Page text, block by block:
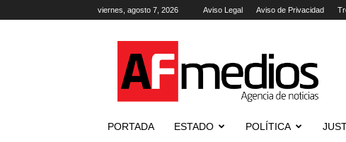
viernes, agosto 7, 2026 Aviso Legal Aviso de Privacidad
Agencia
de
Noticias
PORTADA ESTADO POLÍTICA